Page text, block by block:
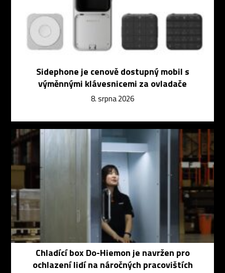
Sidephone je cenově dostupný mobil s
výměnnými klávesnicemi za ovladače
8. srpna 2026
Chladící box Do-Hiemon je navržen pro
ochlazení lidí na náročných pracovištích